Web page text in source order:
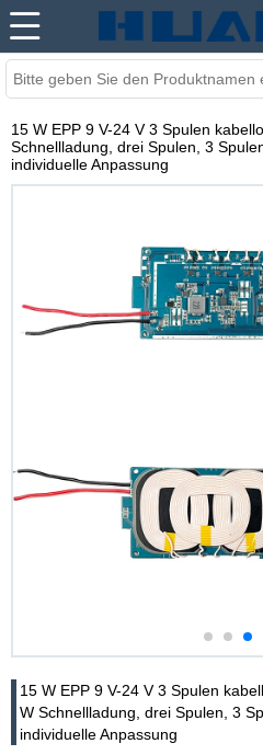
15 W EPP 9 V-24 V 3 Spulen
Schnellladung, drei Spulen, 3
individuelle Anpassung
15 W EPP 9 V-24 V 3 Spulen
W Schnellladung, drei Spulen, 3
individuelle Anpassung